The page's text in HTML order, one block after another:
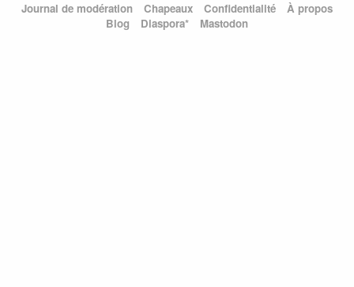
Journal de modération Chapeaux Confidentialité
À propos
Blog
Diaspora* Mastodon